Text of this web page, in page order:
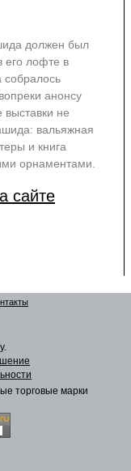
должен был
его лофте в
собралось
анонсу
выставки не
вальяжная
и книга
орнаментами.
сайте
торговые марки